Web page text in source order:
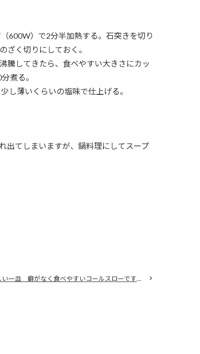
600W）で2分半加熱する。石突きを切り
ざく切りにしておく。
してきたら、食べやすい大きさにカッ
煮る。
し薄いくらいの塩味で仕上げる。
出てしまいますが、鍋料理にしてスープ
家族で楽しむおいしい一皿 癖がなく食べやすいコールスローです ハクサイとリンゴの コールスロー